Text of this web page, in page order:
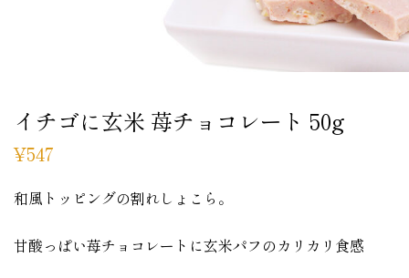
イチゴに玄米 苺チョコレート 50g
¥547
和風トッピングの割れしょこら。
甘酸っぱい苺チョコレートに玄米パフのカリカリ食感